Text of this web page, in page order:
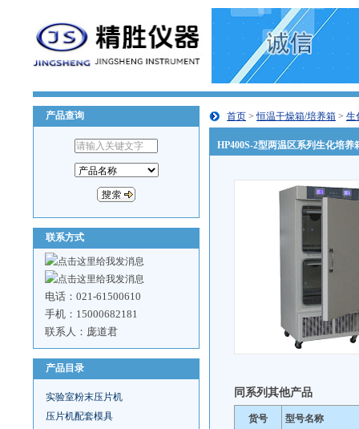
产品查询
联系方式
电话：021-61500610
手机：15000682181
联系人：庞道君
产品目录
实验室粉末压片机
压片机配套模具
首页 >恒温干燥箱/培养箱 > 生
HP400S-2型两温区系列生化培养
同系列其他产品
货号 型号名称